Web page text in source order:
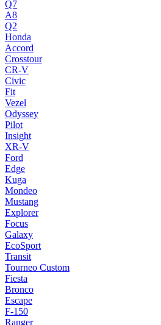
Q7
A8
Q2
Honda
Accord
Crosstour
CR-V
Civic
Fit
Vezel
Odyssey
Pilot
Insight
XR-V
Ford
Edge
Kuga
Mondeo
Mustang
Explorer
Focus
Galaxy
EcoSport
Transit
Tourneo Custom
Fiesta
Bronco
Escape
F-150
Ranger